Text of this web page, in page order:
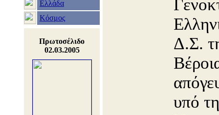
Ελλάδα
Κόσμος
Πρωτοσέλιδο
02.03.2005
Δ.Σ.
υπό